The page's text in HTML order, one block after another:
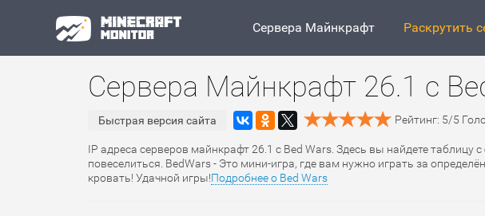
Сервера Майнкрафт Раскрутить
Сервера Майнкрафт 26.1 с
Быстрая версия сайта Рейтинг: 5/5
IP адреса серверов майнкрафт 26.1 с Bed Wars. Здесь вы найдете таблицу с
повеселиться. BedWars - Это мини-игра, где вам нужно играть за
кровать! Удачной игры!Подробнее о Bed Wars